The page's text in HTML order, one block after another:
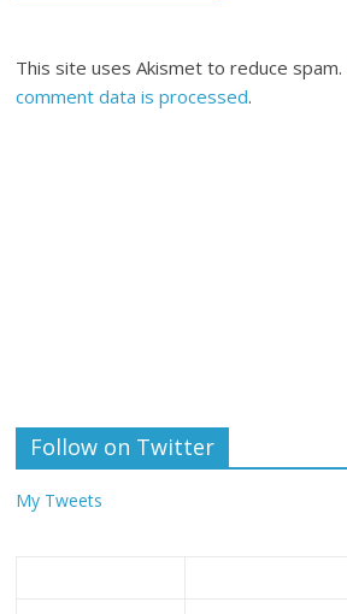
This site uses Akismet to reduce spam.
comment data is processed.
Follow on Twitter
My Tweets